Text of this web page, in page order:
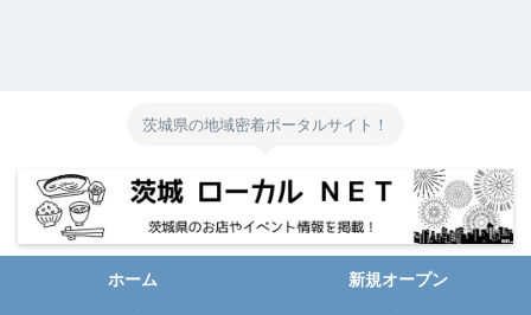
茨城県の地域密着ポータルサイト！
ホーム 新規オープン